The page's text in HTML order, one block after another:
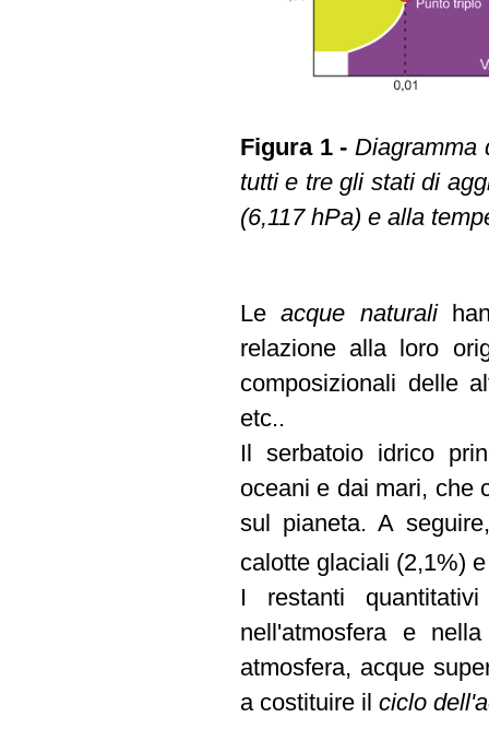
Figura 1 - Diagramma
tutti e tre gli stati di
(6,117 hPa) e alla
Leacque naturali
relazione alla loro
composizionali delle
etc..
Il serbatoio idrico
oceani e dai mari, che
sul pianeta. A
calotte glaciali (2,1%)
I restanti
nell'atmosfera e
atmosfera, acque
a costituire il ciclo